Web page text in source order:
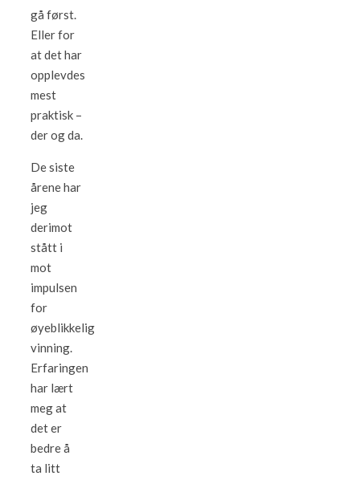
gå først.
Eller for
at det har
opplevdes
mest
praktisk –
der og da.
De siste
årene har
jeg
derimot
stått i
mot
impulsen
for
øyeblikkelig
vinning.
Erfaringen
har lært
meg at
det er
bedre å
ta litt